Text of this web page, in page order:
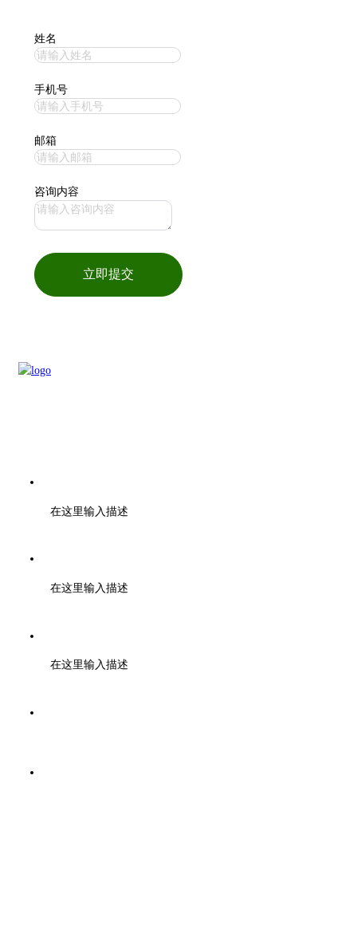
姓名
手机号
邮箱
咨询内容
立即提交
在这里输入描述
在这里输入描述
在这里输入描述